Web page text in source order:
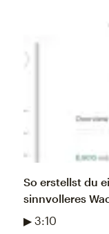
So erstellst du
sinnvolleres
▶ 3:10